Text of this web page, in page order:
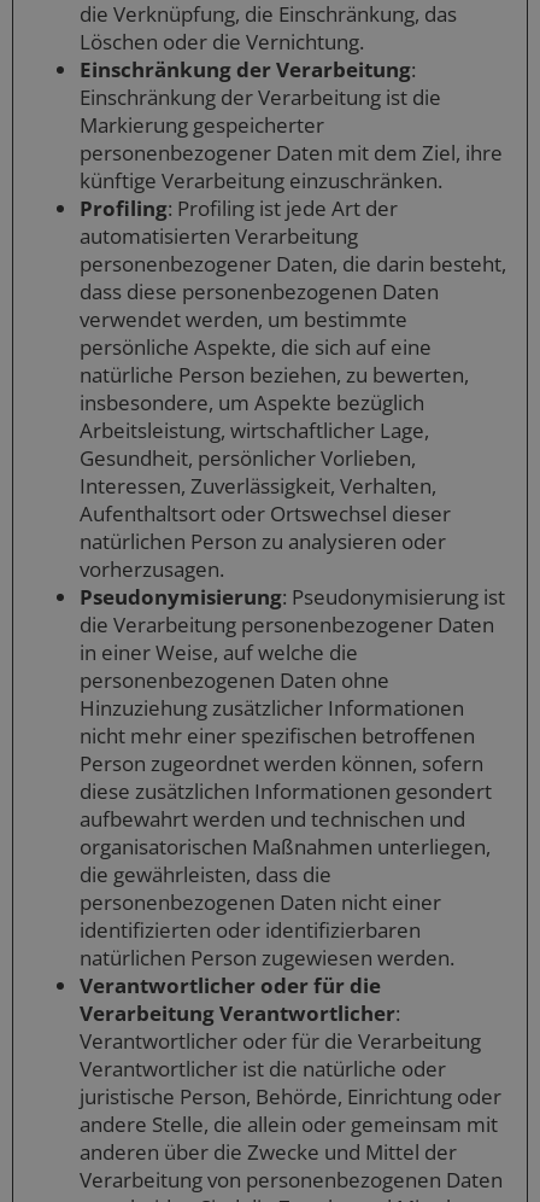
die Verknüpfung, die Einschränkung, das
Löschen oder die Vernichtung.
Einschränkung der Verarbeitung:
Einschränkung der Verarbeitung ist die
Markierung gespeicherter
personenbezogener Daten mit dem Ziel, ihre
künftige Verarbeitung einzuschränken.
Profiling: Profiling ist jede Art der
automatisierten Verarbeitung
personenbezogener Daten, die darin besteht,
dass diese personenbezogenen Daten
verwendet werden, um bestimmte
persönliche Aspekte, die sich auf eine
natürliche Person beziehen, zu bewerten,
insbesondere, um Aspekte bezüglich
Arbeitsleistung, wirtschaftlicher Lage,
Gesundheit, persönlicher Vorlieben,
Interessen, Zuverlässigkeit, Verhalten,
Aufenthaltsort oder Ortswechsel dieser
natürlichen Person zu analysieren oder
vorherzusagen.
Pseudonymisierung: Pseudonymisierung ist
die Verarbeitung personenbezogener Daten
in einer Weise, auf welche die
personenbezogenen Daten ohne
Hinzuziehung zusätzlicher Informationen
nicht mehr einer spezifischen betroffenen
Person zugeordnet werden können, sofern
diese zusätzlichen Informationen gesondert
aufbewahrt werden und technischen und
organisatorischen Maßnahmen unterliegen,
die gewährleisten, dass die
personenbezogenen Daten nicht einer
identifizierten oder identifizierbaren
natürlichen Person zugewiesen werden.
Verantwortlicher oder für die
Verarbeitung Verantwortlicher:
Verantwortlicher oder für die Verarbeitung
Verantwortlicher ist die natürliche oder
juristische Person, Behörde, Einrichtung oder
andere Stelle, die allein oder gemeinsam mit
anderen über die Zwecke und Mittel der
Verarbeitung von personenbezogenen Daten